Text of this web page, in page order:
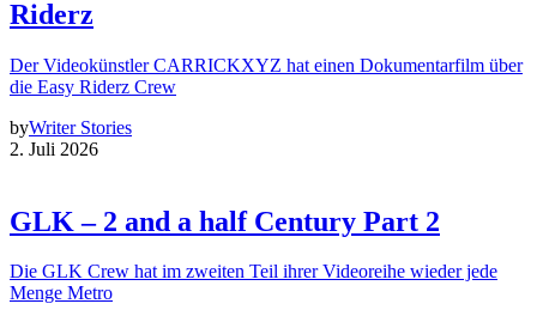
Riderz
Der Videokünstler CARRICKXYZ hat einen Dokumentarfilm über
die Easy Riderz Crew
byWriter Stories
2. Juli 2026
GLK – 2 and a half Century Part 2
Die GLK Crew hat im zweiten Teil ihrer Videoreihe wieder jede
Menge Metro